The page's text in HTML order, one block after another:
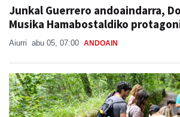
Junkal Guerrero andoaindarra,
Musika Hamabostaldiko
Aiurri abu 05, 07:00 ANDOAIN